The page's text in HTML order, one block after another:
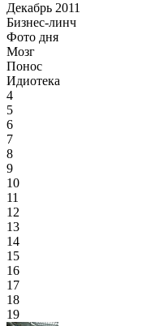
Декабрь 2011
Бизнес-линч
Фото дня
Мозг
Понос
Идиотека
4
5
6
7
8
9
10
11
12
13
14
15
16
17
18
19